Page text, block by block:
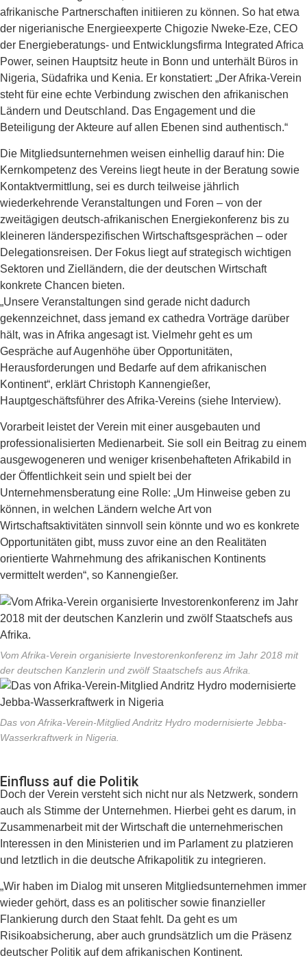
afrikanische Partnerschaften initiieren zu können. So hat etwa
der nigerianische Energieexperte Chigozie Nweke-Eze, CEO
der Energieberatungs- und Entwicklungsfirma Integrated Africa
Power, seinen Hauptsitz heute in Bonn und unterhält Büros in
Nigeria, Südafrika und Kenia. Er konstatiert: „Der Afrika-Verein
steht für eine echte Verbindung zwischen den afrikanischen
Ländern und Deutschland. Das Engagement und die
Beteiligung der Akteure auf allen Ebenen sind authentisch.“
Die Mitgliedsunternehmen weisen einhellig darauf hin: Die
Kernkompetenz des Vereins liegt heute in der Beratung sowie
Kontaktvermittlung, sei es durch teilweise jährlich
wiederkehrende Veranstaltungen und Foren – von der
zweitägigen deutsch-afrikanischen Energiekonferenz bis zu
kleineren länderspezifischen Wirtschaftsgesprächen – oder
Delegationsreisen. Der Fokus liegt auf strategisch wichtigen
Sektoren und Zielländern, die der deutschen Wirtschaft
konkrete Chancen bieten.
„Unsere Veranstaltungen sind gerade nicht dadurch
gekennzeichnet, dass jemand ex cathedra Vorträge darüber
hält, was in Afrika angesagt ist. Vielmehr geht es um
Gespräche auf Augenhöhe über Opportunitäten,
Herausforderungen und Bedarfe auf dem afrikanischen
Kontinent“, erklärt Christoph Kannengießer,
Hauptgeschäftsführer des Afrika-Vereins (siehe Interview).
Vorarbeit leistet der Verein mit einer ausgebauten und
professionalisierten Medienarbeit. Sie soll ein Beitrag zu einem
ausgewogeneren und weniger krisenbehafteten Afrikabild in
der Öffentlichkeit sein und spielt bei der
Unternehmensberatung eine Rolle: „Um Hinweise geben zu
können, in welchen Ländern welche Art von
Wirtschaftsaktivitäten sinnvoll sein könnte und wo es konkrete
Opportunitäten gibt, muss zuvor eine an den Realitäten
orientierte Wahrnehmung des afrikanischen Kontinents
vermittelt werden“, so Kannengießer.
Vom Afrika-Verein organisierte Investorenkonferenz im Jahr 2018 mit
der deutschen Kanzlerin und zwölf Staatschefs aus Afrika.
Das von Afrika-Verein-Mitglied Andritz Hydro modernisierte Jebba-
Wasserkraftwerk in Nigeria.
Einfluss auf die Politik
Doch der Verein versteht sich nicht nur als Netzwerk, sondern
auch als Stimme der Unternehmen. Hierbei geht es darum, in
Zusammenarbeit mit der Wirtschaft die unternehmerischen
Interessen in den Ministerien und im Parlament zu platzieren
und letztlich in die deutsche Afrikapolitik zu integrieren.
„Wir haben im Dialog mit unseren Mitgliedsunternehmen immer
wieder gehört, dass es an politischer sowie finanzieller
Flankierung durch den Staat fehlt. Da geht es um
Risikoabsicherung, aber auch grundsätzlich um die Präsenz
deutscher Politik auf dem afrikanischen Kontinent.